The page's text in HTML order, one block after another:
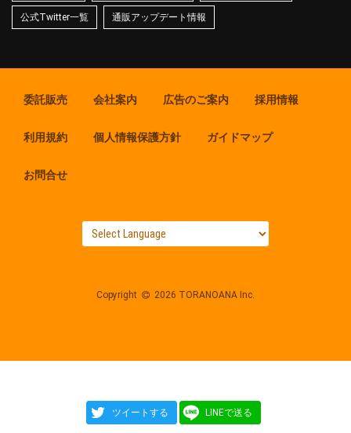
ツイートする LINEで送る
公式Twitter一覧 通販アップデート情報
委託販売 会社案内 広告のご案内 採用情報
利用規約 個人情報保護方針 ガイドマップ
お問合せ
Copyright 2026 TORANOANA Inc.